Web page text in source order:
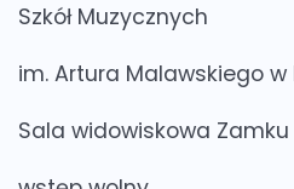
Szkół Muzycznych
im. Artura Malawskiego w
Sala widowiskowa